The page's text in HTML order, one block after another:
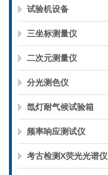
试验机设备
三坐标测量仪
二次元测量仪
分光测色仪
氙灯耐气候试验箱
频率响应测试仪
考古检测X荧光光谱仪